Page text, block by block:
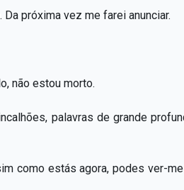
próxima vez me farei anunciar.
não estou morto.
palavras de grande
como estás agora, podes ver-